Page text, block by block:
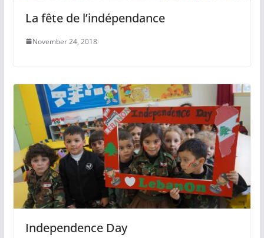
La fête de l’indépendance
November 24, 2018
Independence Day